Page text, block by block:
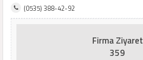
(0535) 388-42-92
Firma Ziyaret
359